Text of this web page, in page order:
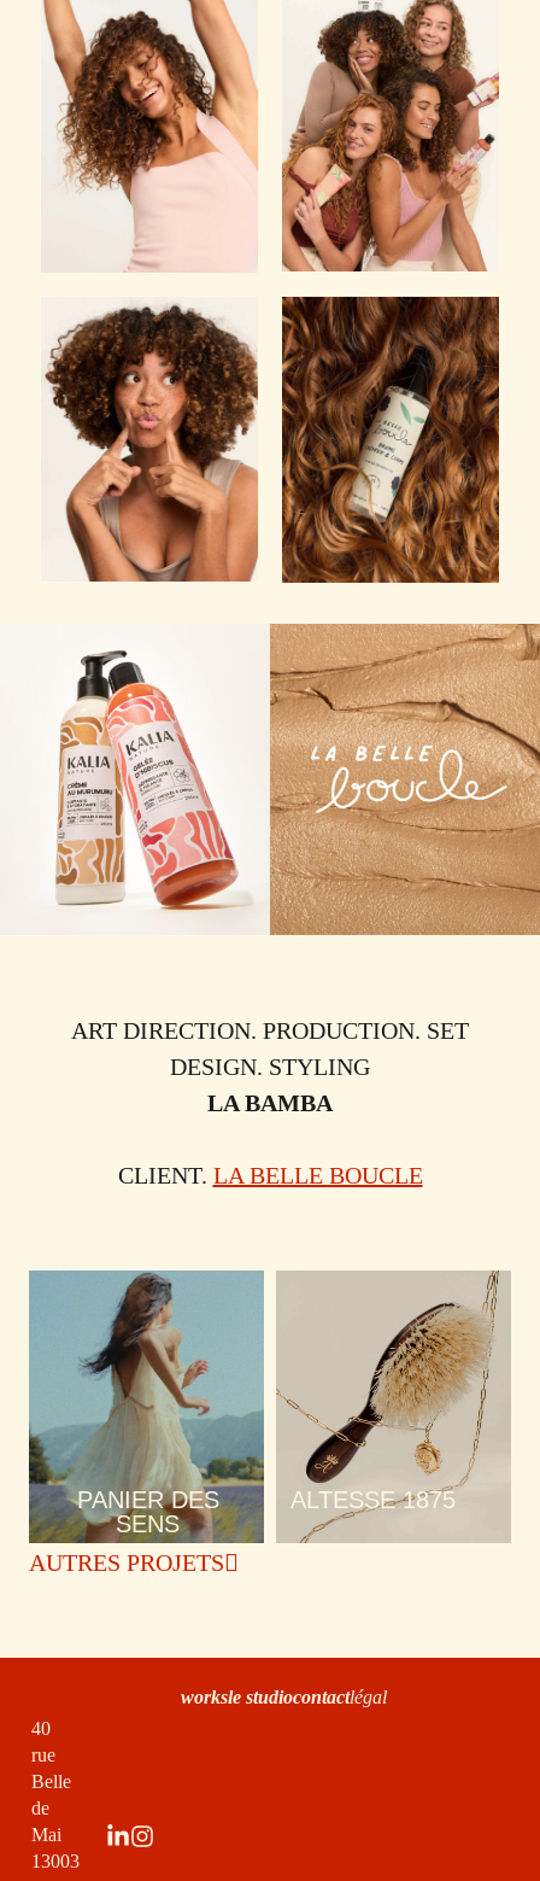
ART DIRECTION. PRODUCTION. SET
DESIGN. STYLING
LA BAMBA
CLIENT. LA BELLE BOUCLE
PANIER DES
SENS
ALTESSE 1875
AUTRES PROJETS
40
rue
Belle
de
Mai
13003
worksle studiocontactlégal